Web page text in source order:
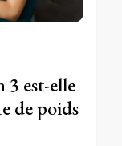
3 est-elle
de poids